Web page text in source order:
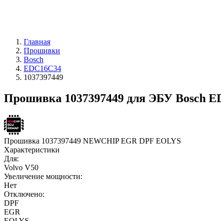
Главная
Прошивки
Bosch
EDC16C34
1037397449
Прошивка 1037397449 для ЭБУ Bosch
Прошивка 1037397449 NEWCHIP EGR DPF EOLYS
Характеристики
Для:
Volvo V50
Увеличение мощности:
Нет
Отключено:
DPF
EGR